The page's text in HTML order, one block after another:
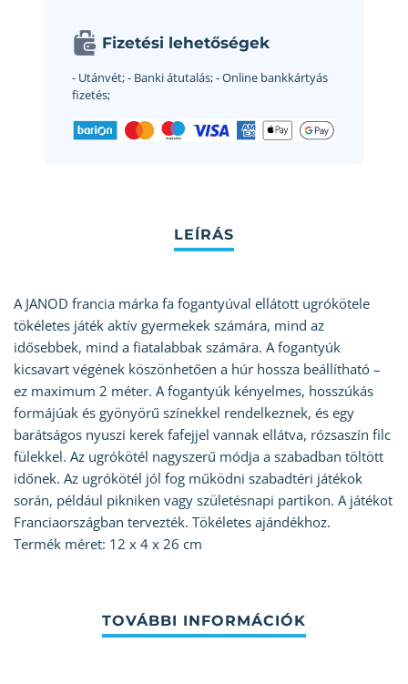
Fizetési lehetőségek
- Utánvét;- Banki átutalás;- Online bankkártyás
fizetés;
A JANOD francia márka fa fogantyúval ellátott ugrókötele
tökéletes játék aktív gyermekek számára, mind az
idősebbek, mind a fiatalabbak számára. A fogantyúk
kicsavart végének köszönhetően a húr hossza beállítható –
ez maximum 2 méter. A fogantyúk kényelmes, hosszúkás
formájúak és gyönyörű színekkel rendelkeznek, és egy
barátságos nyuszi kerek fafejjel vannak ellátva, rózsaszín filc
fülekkel. Az ugrókötél nagyszerű módja a szabadban töltött
időnek. Az ugrókötél jól fog működni szabadtéri játékok
során, például pikniken vagy születésnapi partikon. A játékot
Franciaországban tervezték. Tökéletes ajándékhoz.
Termék méret: 12 x 4 x 26 cm